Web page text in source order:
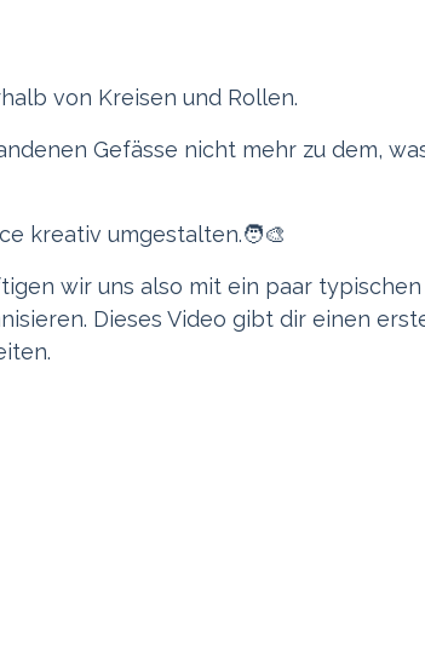
von Kreisen und Rollen.
Gefässe nicht mehr zu dem,
kreativ umgestalten.‍🧑‍🎨
wir uns also mit ein paar typischen
Dieses Video gibt dir einen